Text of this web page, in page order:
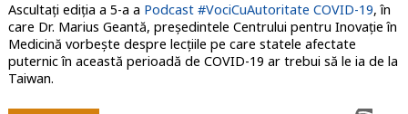
Ascultați ediția a 5-a a Podcast #VociCuAutoritate COVID-19, în
care Dr. Marius Geantă, președintele Centrului pentru Inovație în
Medicină vorbește despre lecțiile pe care statele afectate
puternic în această perioadă de COVID-19 ar trebui să le ia de la
Taiwan.